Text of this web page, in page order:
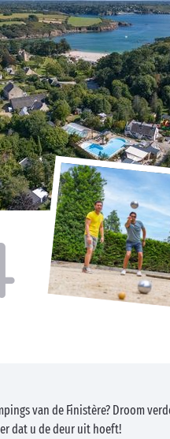
van de Finistère? Droom
dat u de deur uit hoeft!